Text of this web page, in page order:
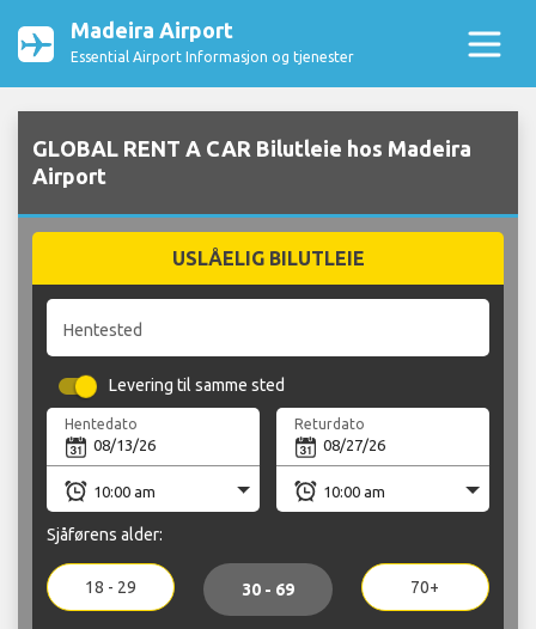
Madeira Airport
Essential Airport Informasjon og tjenester
GLOBAL RENT A CAR Bilutleie hos Madeira
Airport
USLÅELIG BILUTLEIE
Hentested
Levering til samme sted
Hentedato Returdato
Sjåførens alder:
18 - 29 30 - 69 70+